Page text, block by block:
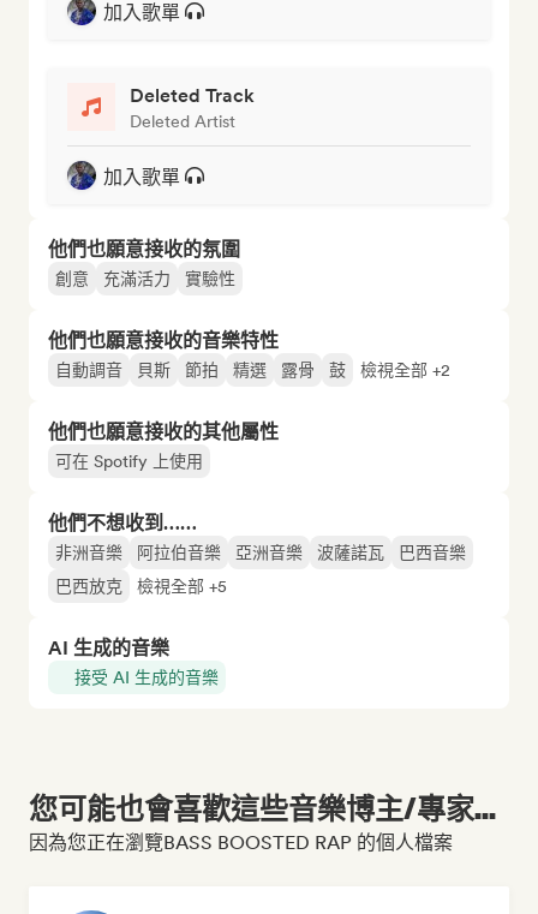
加入歌單
Deleted Track
Deleted Artist
加入歌單
他們也願意接收的氛圍
創意 充滿活力 實驗性
他們也願意接收的音樂特性
自動調音 貝斯 節拍 精選 露骨 鼓 檢視全部 +2
他們也願意接收的其他屬性
可在 Spotify 上使用
他們不想收到……
非洲音樂 阿拉伯音樂 亞洲音樂 波薩諾瓦
巴西音樂
巴西放克
檢視全部 +5
AI 生成的音樂
接受 AI 生成的音樂
您可能也會喜歡這些音樂博主/專家...
因為您正在瀏覽BASS BOOSTED RAP 的個人檔案